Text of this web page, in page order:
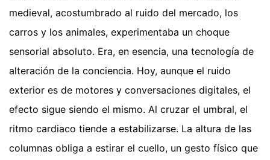
medieval, acostumbrado al ruido del mercado, los
carros y los animales, experimentaba un choque
sensorial absoluto. Era, en esencia, una tecnología de
alteración de la conciencia. Hoy, aunque el ruido
exterior es de motores y conversaciones digitales, el
efecto sigue siendo el mismo. Al cruzar el umbral, el
ritmo cardiaco tiende a estabilizarse. La altura de las
columnas obliga a estirar el cuello, un gesto físico que